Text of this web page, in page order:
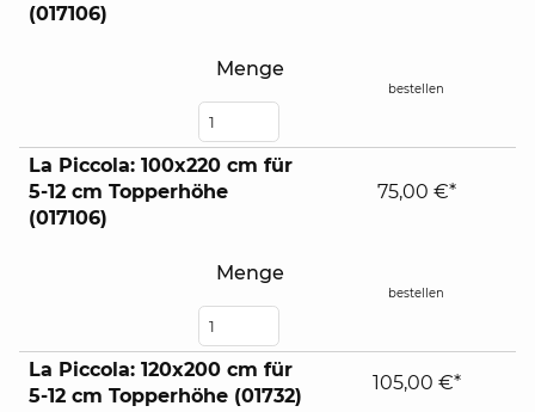
(017106)
Menge
bestellen
La Piccola: 100x220 cm für
5-12 cm Topperhöhe
(017106)
Menge
75,00 €*
bestellen
La Piccola: 120x200 cm für
5-12 cm Topperhöhe (01732)
105,00 €*